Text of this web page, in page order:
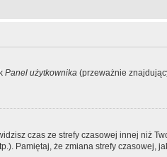
Panel użytkownika (przeważnie
czas ze strefy czasowej innej niż
Pamiętaj, że zmiana strefy czasowej,